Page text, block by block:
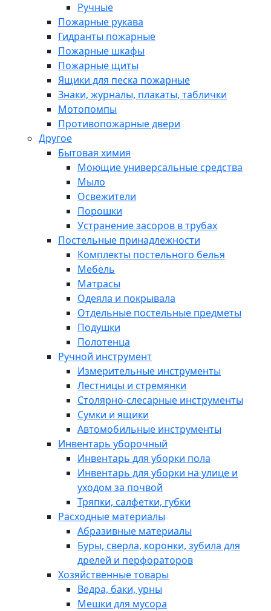
Ручные
Пожарные рукава
Гидранты пожарные
Пожарные шкафы
Пожарные щиты
Ящики для песка пожарные
Знаки, журналы, плакаты, таблички
Мотопомпы
Противопожарные двери
Другое
Бытовая химия
Моющие универсальные средства
Мыло
Освежители
Порошки
Устранение засоров в трубах
Постельные принадлежности
Комплекты постельного белья
Мебель
Матрасы
Одеяла и покрывала
Отдельные постельные предметы
Подушки
Полотенца
Ручной инструмент
Измерительные инструменты
Лестницы и стремянки
Столярно-слесарные инструменты
Сумки и ящики
Автомобильные инструменты
Инвентарь уборочный
Инвентарь для уборки пола
Инвентарь для уборки на улице и
уходом за почвой
Тряпки, салфетки, губки
Расходные материалы
Абразивные материалы
Буры, сверла, коронки, зубила для
дрелей и перфораторов
Хозяйственные товары
Ведра, баки, урны
Мешки для мусора